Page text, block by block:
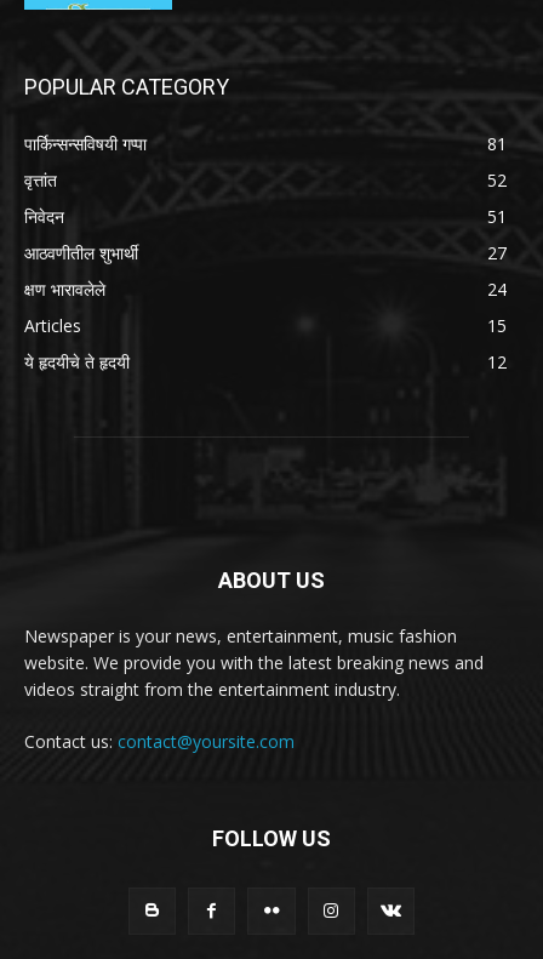
POPULAR CATEGORY
पार्किन्सन्सविषयी गप्पा
81
वृत्तांत
52
निवेदन
51
आठवणीतील शुभार्थी
27
क्षण भारावलेले
24
Articles
15
ये हृदयीचे ते हृदयी
12
ABOUT US
Newspaper is your news, entertainment, music fashion
website. We provide you with the latest breaking news and
videos straight from the entertainment industry.
Contact us: contact@yoursite.com
FOLLOW US